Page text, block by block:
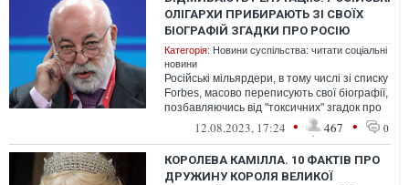
ОЛІГАРХИ ПРИБИРАЮТЬ ЗІ СВОЇХ
БІОГРАФІЙ ЗГАДКИ ПРО РОСІЮ
Категорія: Новини суспільства: читати соціальні
новини
Російські мільярдери, в тому числі зі списку
Forbes, масово переписують свої біографії,
позбавляючись від "токсичних" згадок про
зв'язки з Росією
12.08.2023, 17:24 • 467 • 0
КОРОЛЕВА КАМІЛЛА. 10 ФАКТІВ ПРО
ДРУЖИНУ КОРОЛЯ ВЕЛИКОЇ